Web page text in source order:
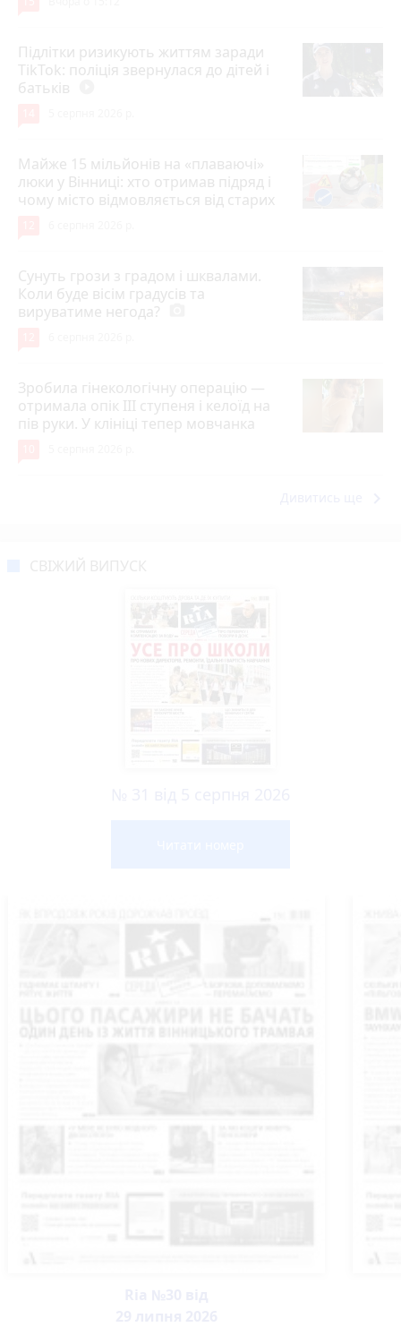
Підлітки ризикують життям заради
TikTok: поліція звернулася до дітей і
батьків
Майже 15 мільйонів на «плаваючі»
люки у Вінниці: хто отримав підряд і
чому місто відмовляється від старих
Сунуть грози з градом і шквалами.
Коли буде вісім градусів та
вируватиме негода?
Зробила гінекологічну операцію —
отримала опік ІІІ ступеня і келоїд на
пів руки. У клініці тепер мовчанка